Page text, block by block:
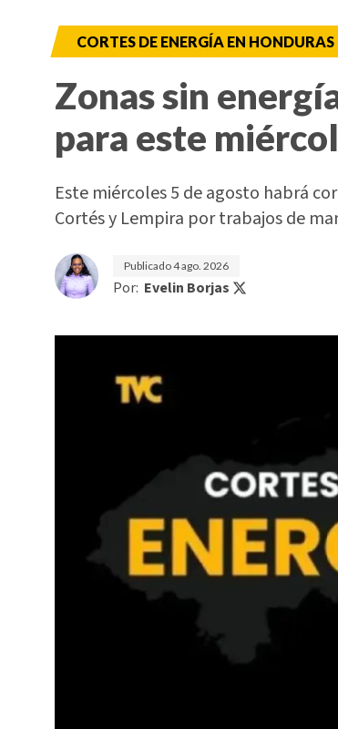
CORTES DE ENERGÍA EN HONDURAS
Zonas sin
para este
Este miércoles 5 de agosto habrá
Cortés y Lempira por trabajos de
Publicado4 ago. 2026
Por: Evelin Borjas